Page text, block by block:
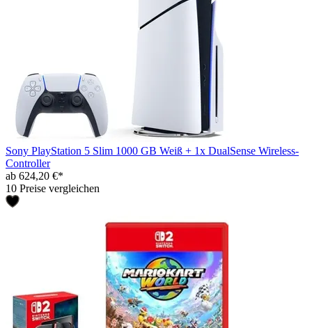
Sony PlayStation 5 Slim 1000 GB Weiß + 1x DualSense Wireless-
Controller
ab 624,20 €*
10 Preise vergleichen